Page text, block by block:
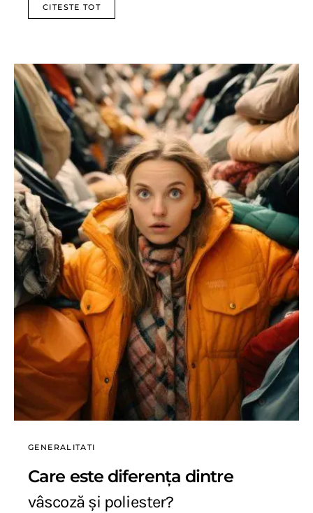
CITESTE TOT
GENERALITATI
Care este diferența dintre
vâscoză și poliester?